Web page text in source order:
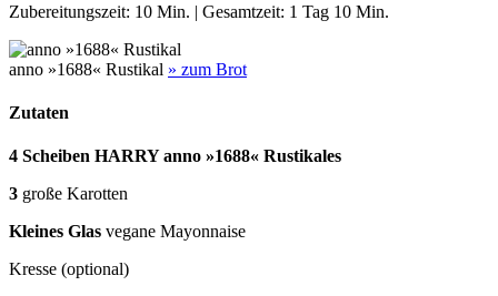
Zubereitungszeit: 10 Min. | Gesamtzeit: 1 Tag 10 Min.
anno »1688« Rustikal » zum Brot
Zutaten
4 Scheiben HARRY anno »1688« Rustikales
3 große Karotten
Kleines Glas vegane Mayonnaise
Kresse (optional)